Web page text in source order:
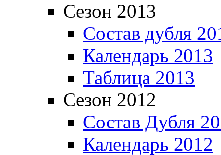
Сезон 2013
Состав дубля
Календарь 2013
Таблица 2013
Сезон 2012
Состав Дубля
Календарь 2012